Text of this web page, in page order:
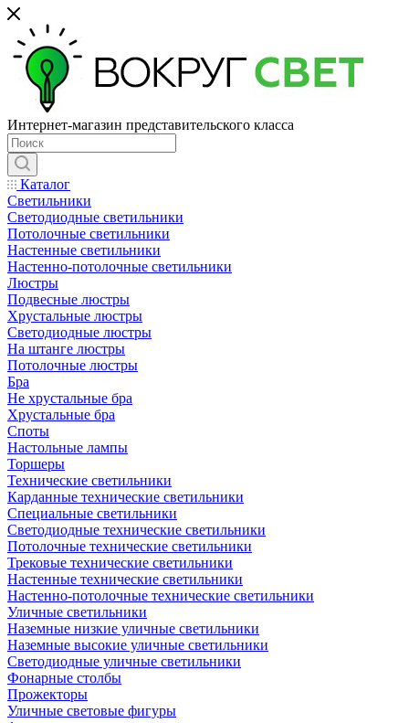
Интернет-магазин представительского класса
Каталог
Светильники
Светодиодные светильники
Потолочные светильники
Настенные светильники
Настенно-потолочные светильники
Люстры
Подвесные люстры
Хрустальные люстры
Светодиодные люстры
На штанге люстры
Потолочные люстры
Бра
Не хрустальные бра
Хрустальные бра
Споты
Настольные лампы
Торшеры
Технические светильники
Карданные технические светильники
Специальные светильники
Светодиодные технические светильники
Потолочные технические светильники
Трековые технические светильники
Настенные технические светильники
Настенно-потолочные технические светильники
Уличные светильники
Наземные низкие уличные светильники
Наземные высокие уличные светильники
Светодиодные уличные светильники
Фонарные столбы
Прожекторы
Уличные световые фигуры